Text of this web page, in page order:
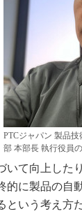
PTCジャパン 製品
部 本部長 執行役員
て向上した
的に製品の自
いう考え方だ